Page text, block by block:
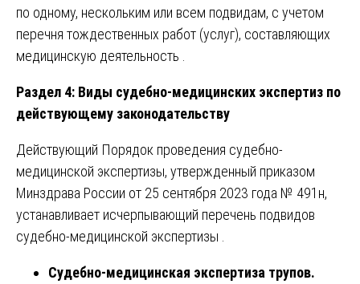
по одному, нескольким или всем подвидам, с учетом
перечня тождественных работ (услуг), составляющих
медицинскую деятельность .
Раздел 4: Виды судебно-медицинских экспертиз по
действующему законодательству
Действующий Порядок проведения судебно-
медицинской экспертизы, утвержденный приказом
Минздрава России от 25 сентября 2023 года № 491н,
устанавливает исчерпывающий перечень подвидов
судебно-медицинской экспертизы .
Судебно-медицинская экспертиза трупов.